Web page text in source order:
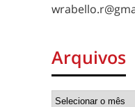
Arquivos